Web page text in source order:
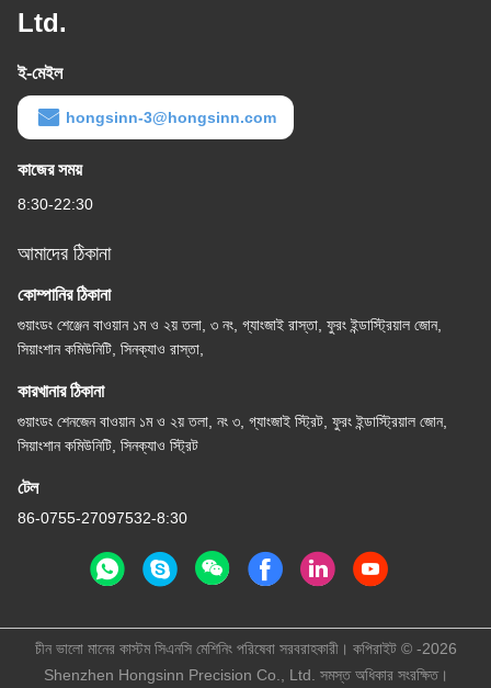
Ltd.
ই-মেইল
hongsinn-3@hongsinn.com
কাজের সময়
8:30-22:30
আমাদের ঠিকানা
কোম্পানির ঠিকানা
গুয়াংডং শেঞ্জেন বাওয়ান ১ম ও ২য় তলা, ৩ নং, গ্যাংজাই রাস্তা, ফুরং ইন্ডাস্ট্রিয়াল জোন,
সিয়াংশান কমিউনিটি, সিনক্যাও রাস্তা,
কারখানার ঠিকানা
গুয়াংডং শেনজেন বাওয়ান ১ম ও ২য় তলা, নং ৩, গ্যাংজাই স্ট্রিট, ফুরং ইন্ডাস্ট্রিয়াল জোন,
সিয়াংশান কমিউনিটি, সিনক্যাও স্ট্রিট
টেল
86-0755-27097532-8:30
চীন ভালো মানের কাস্টম সিএনসি মেশিনিং পরিষেবা সরবরাহকারী। কপিরাইট © -2026
Shenzhen Hongsinn Precision Co., Ltd. সমস্ত অধিকার সংরক্ষিত।